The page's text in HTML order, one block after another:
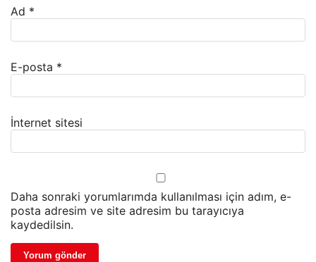
Ad *
E-posta *
İnternet sitesi
Daha sonraki yorumlarımda kullanılması için adım, e-
posta adresim ve site adresim bu tarayıcıya
kaydedilsin.